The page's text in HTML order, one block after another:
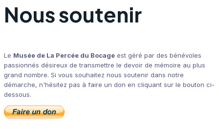
Nous soutenir
Le Musée de La Percée du Bocage est géré par des bénévoles
passionnés désireux de transmettre le devoir de mémoire au plus
grand nombre. Si vous souhaitez nous soutenir dans notre
démarche, n'hésitez pas à faire un don en cliquant sur le bouton ci-
dessous.